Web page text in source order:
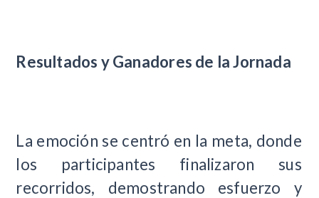
Resultados y Ganadores de la Jornada
La emoción se centró en la meta, donde
los participantes finalizaron sus
recorridos, demostrando esfuerzo y